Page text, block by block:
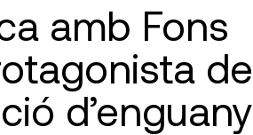
amb Fons
de
d’enguany